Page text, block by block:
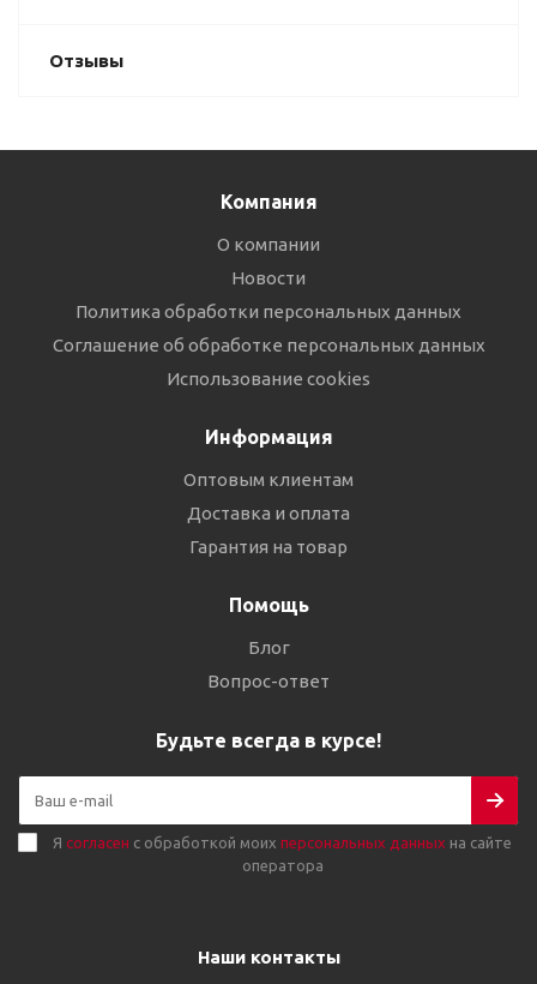
Отзывы
Компания
О компании
Новости
Политика обработки персональных данных
Соглашение об обработке персональных данных
Использование cookies
Информация
Оптовым клиентам
Доставка и оплата
Гарантия на товар
Помощь
Блог
Вопрос-ответ
Будьте всегда в курсе!
Я согласен с обработкой моих персональных данных на сайте
оператора
Наши контакты